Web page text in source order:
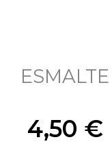
4,50 €